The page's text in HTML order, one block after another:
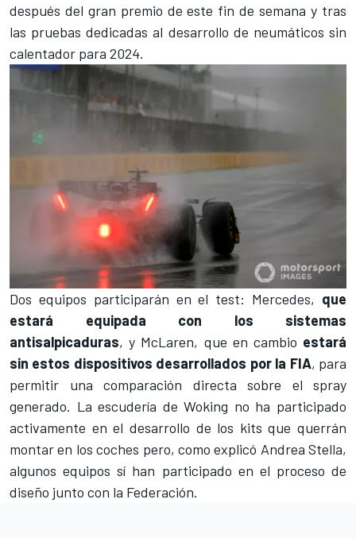
después del gran premio de este fin de semana y tras
las pruebas dedicadas al desarrollo de neumáticos sin
calentador para 2024.
Dos equipos participarán en el test: Mercedes, que
estará equipada con los sistemas
antisalpicaduras, y McLaren, que en cambio estará
sin estos dispositivos desarrollados por la FIA, para
permitir una comparación directa sobre el spray
generado. La escudería de Woking no ha participado
activamente en el desarrollo de los kits que querrán
montar en los coches pero, como explicó Andrea Stella,
algunos equipos sí han participado en el proceso de
diseño junto con la Federación.